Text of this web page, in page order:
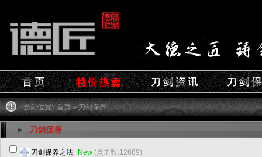
当前位置: 首页»刀剑保养
刀剑保养
刀剑保养之法 New (点击数:12689)